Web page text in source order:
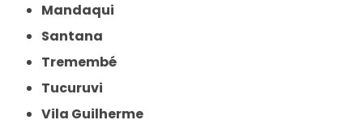
Mandaqui
Santana
Tremembé
Tucuruvi
Vila Guilherme